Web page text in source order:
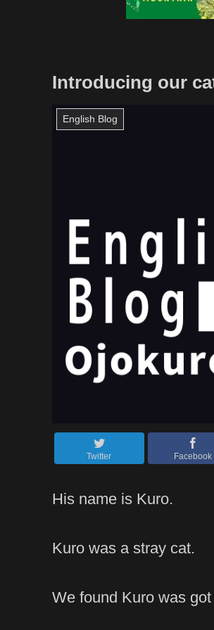
Introducing our
English Blog
Twitter Facebook
His name is Kuro.
Kuro was a stray cat.
We found Kuro was